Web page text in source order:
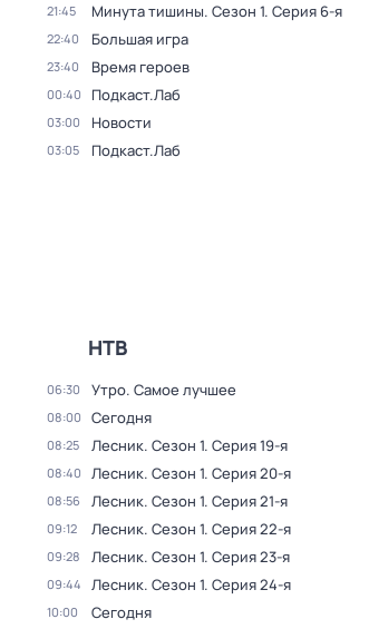
21:45 Минута тишины. Сезон 1. Серия 6-я
22:40 Большая игра
23:40 Время героев
00:40 Подкаст.Лаб
03:00 Новости
03:05 Подкаст.Лаб
НТВ
06:30 Утро. Самое лучшее
08:00 Сегодня
08:25 Лесник. Сезон 1. Серия 19-я
08:40 Лесник. Сезон 1. Серия 20-я
08:56 Лесник. Сезон 1. Серия 21-я
09:12 Лесник. Сезон 1. Серия 22-я
09:28 Лесник. Сезон 1. Серия 23-я
09:44 Лесник. Сезон 1. Серия 24-я
10:00 Сегодня